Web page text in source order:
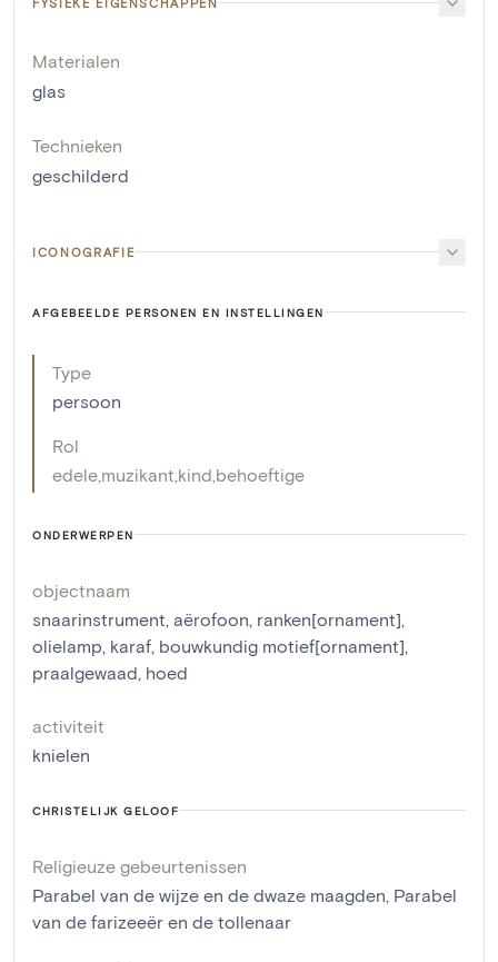
Materialen
glas
Technieken
geschilderd
ICONOGRAFIE
AFGEBEELDE PERSONEN EN INSTELLINGEN
Type
persoon
Rol
edele muzikant kind behoeftige
ONDERWERPEN
objectnaam
snaarinstrument aërofoon ranken[ornament]
olielamp karaf bouwkundig motief[ornament]
praalgewaad hoed
activiteit
knielen
CHRISTELIJK GELOOF
Religieuze gebeurtenissen
Parabel van de wijze en de dwaze maagden Parabel
van de farizeeër en de tollenaar